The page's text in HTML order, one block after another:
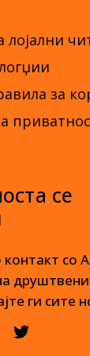
лојални
за
се
со
ги сите